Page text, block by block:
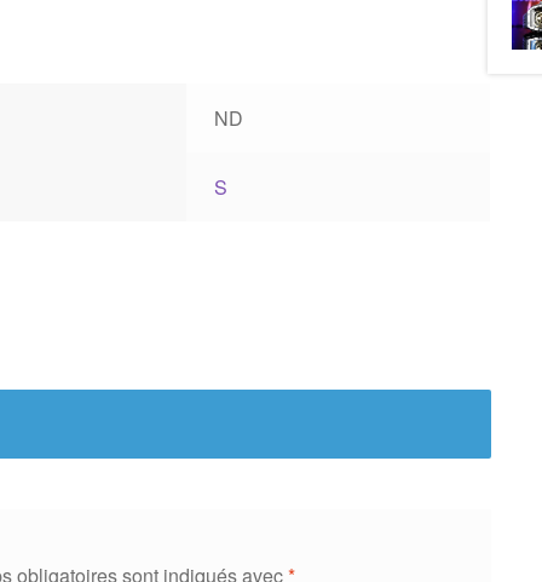
ND
S
obligatoires sont indiqués avec*